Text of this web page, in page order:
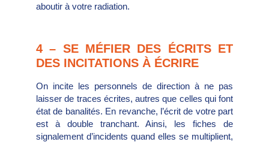
aboutir à votre radiation.
4 – SE MÉFIER DES ÉCRITS ET
DES INCITATIONS À ÉCRIRE
On incite les personnels de direction à ne pas
laisser de traces écrites, autres que celles qui font
état de banalités. En revanche, l’écrit de votre part
est à double tranchant. Ainsi, les fiches de
signalement d’incidents quand elles se multiplient,